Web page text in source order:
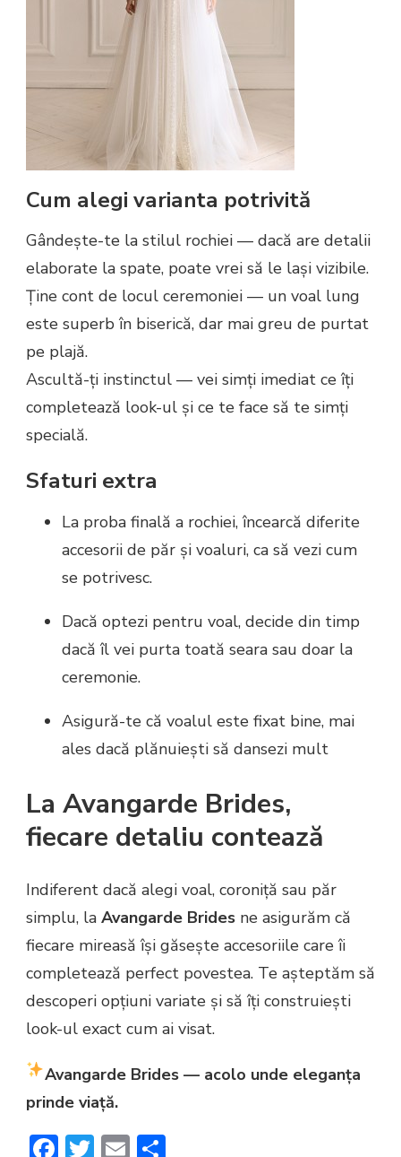
Cum alegi varianta potrivită
Gândește-te la stilul rochiei — dacă are detalii
elaborate la spate, poate vrei să le lași vizibile.
Ține cont de locul ceremoniei — un voal lung
este superb în biserică, dar mai greu de purtat
pe plajă.
Ascultă-ți instinctul — vei simți imediat ce îți
completează look-ul și ce te face să te simți
specială.
Sfaturi extra
La proba finală a rochiei, încearcă diferite
accesorii de păr și voaluri, ca să vezi cum
se potrivesc.
Dacă optezi pentru voal, decide din timp
dacă îl vei purta toată seara sau doar la
ceremonie.
Asigură-te că voalul este fixat bine, mai
ales dacă plănuiești să dansezi mult
La Avangarde Brides,
fiecare detaliu contează
Indiferent dacă alegi voal, coroniță sau păr
simplu, la Avangarde Brides ne asigurăm că
fiecare mireasă își găsește accesoriile care îi
completează perfect povestea. Te așteptăm să
descoperi opțiuni variate și să îți construiești
look-ul exact cum ai visat.
Avangarde Brides — acolo unde eleganța
prinde viață.
Facebook
Twitter
Email